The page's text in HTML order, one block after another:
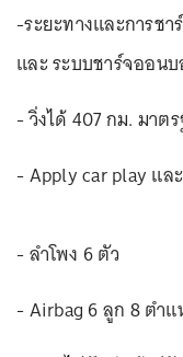
-ระยะทางและการช
และ ระบบชาร์จออน
- วิ่งได้ 407 กม. มาต
- Apply car play แล
- ลำโพง 6 ตัว
- Airbag 6 ลูก 8 ตำ